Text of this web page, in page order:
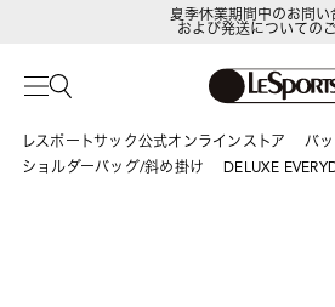
夏季休業期間中のお問い
および発送についての
レスポートサック公式オンラインストア
バ
ショルダーバッグ/斜め掛け
DELUXE